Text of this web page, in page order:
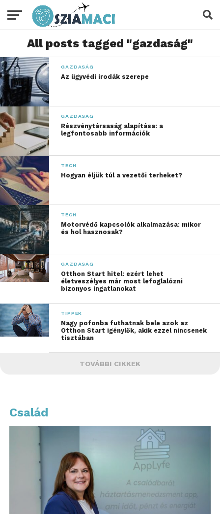
All posts tagged "gazdaság"
GAZDASÁG
Az ügyvédi irodák szerepe
GAZDASÁG
Részvénytársaság alapítása: a
legfontosabb információk
TECH
Hogyan éljük túl a vezetői terheket?
TECH
Motorvédő kapcsolók alkalmazása: mikor
és hol hasznosak?
GAZDASÁG
Otthon Start hitel: ezért lehet
életveszélyes már most lefoglalózni
bizonyos ingatlanokat
TIPPEK
Nagy pofonba futhatnak bele azok az
Otthon Start igénylők, akik ezzel nincsenek
tisztában
TOVÁBBI CIKKEK
Család